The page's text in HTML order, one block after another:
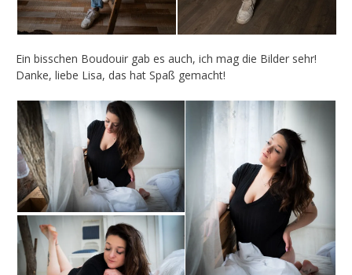
Ein bisschen Boudouir gab es auch, ich mag die Bilder sehr!
Danke, liebe Lisa, das hat Spaß gemacht!